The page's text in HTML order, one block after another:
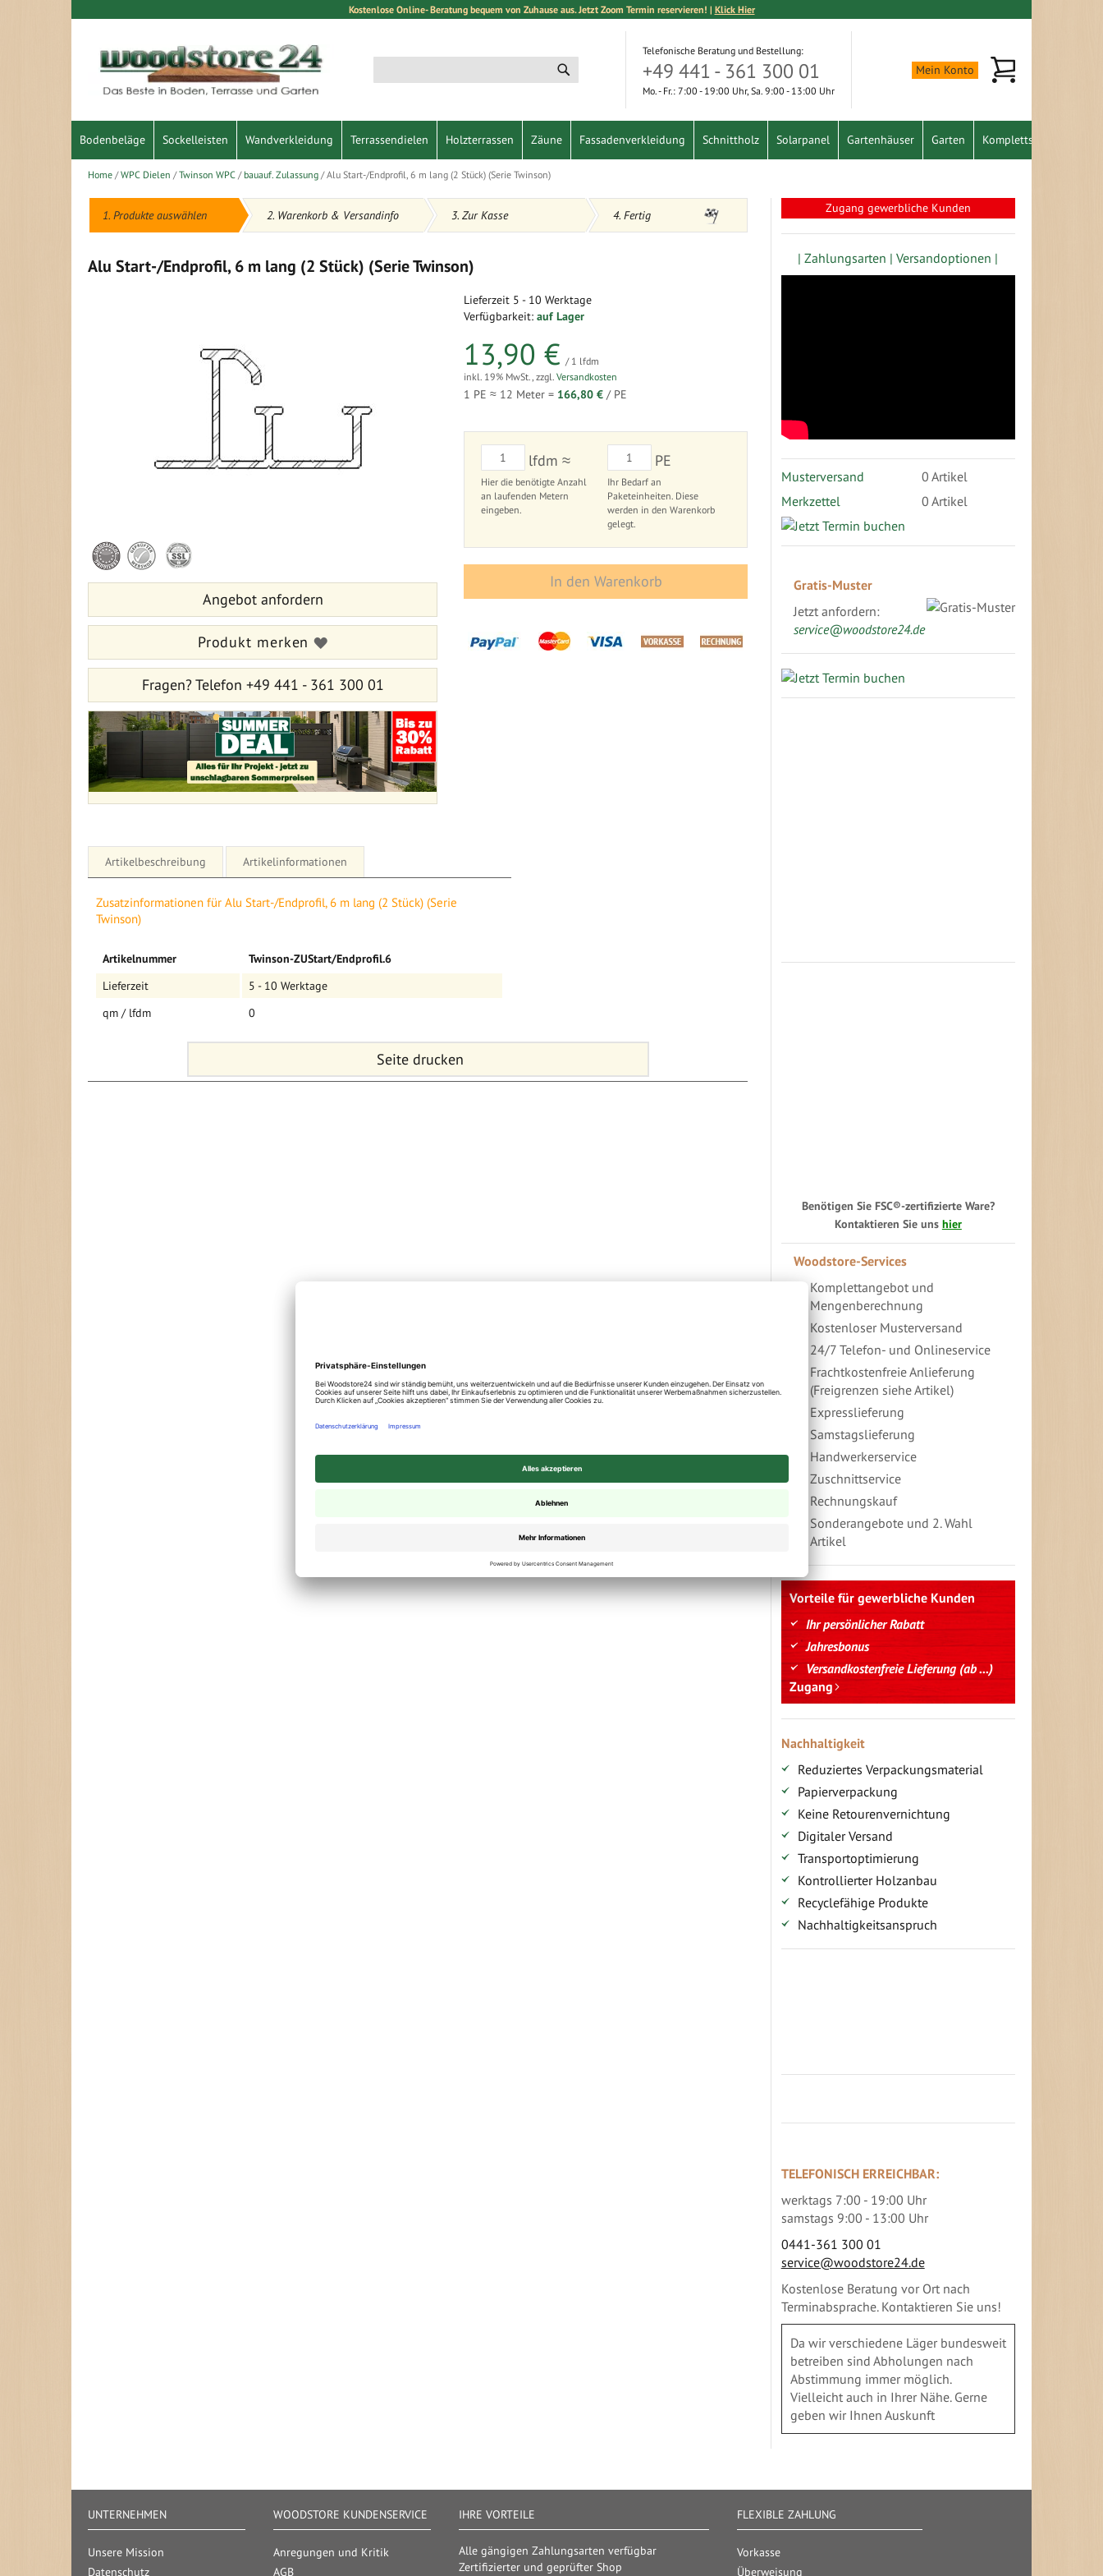
Kostenlose Online- Beratung bequem von Zuhause aus. Jetzt Zoom Termin reservieren! | Klick Hier
Inhalt
Suche
Telefonische Beratung und Bestellung:
+49 441 - 361 300 01
Mo. - Fr.: 7:00 - 19:00 Uhr, Sa. 9:00 - 13:00 Uhr
Mein Konto Mein Warenkorb
Bodenbeläge Sockelleisten Wandverkleidung Terrassendielen Holzterrassen Zäune Fassadenverkleidung Schnittholz Solarpanel Gartenhäuser Garten Komplettset
Home WPC Dielen Twinson WPC bauauf. Zulassung Alu Start-/Endprofil, 6 m lang (2 Stück) (Serie Twinson)
1. Produkte auswählen 2. Warenkorb & Versandinfo 3. Zur Kasse 4. Fertig
Alu Start-/Endprofil, 6 m lang (2 Stück) (Serie Twinson)
Lieferzeit 5 - 10 Werktage
Verfügbarkeit: auf Lager
13,90 € / 1 lfdm
inkl. 19% MwSt.,zzgl.Versandkosten
1 PE ≈ 12 Meter = 166,80 € / PE
lfdm ≈
Hier die benötigte Anzahl
an laufenden Metern
eingeben.
PE
Ihr Bedarf an
Paketeinheiten. Diese
werden in den Warenkorb
gelegt.
In den Warenkorb
Anfang
der
Bildergalerie
Angebot anfordern
Produkt merken
Fragen?Telefon +49 441 - 361 300 01
Artikelbeschreibung
Details für Alu Start-/Endprofil, 6 m lang (2 Stück) (Serie Twinson)
Länge: 6 m
Artikelinformationen
Zusatzinformationen für Alu Start-/Endprofil, 6 m lang (2 Stück) (Serie
Twinson)
Mehr
Informationen
Artikelnummer
Twinson-ZUStart/Endprofil.6
Lieferzeit
5 - 10 Werktage
qm / lfdm
0
Seite drucken
Zugang gewerbliche Kunden
| Zahlungsarten | Versandoptionen |
Musterversand 0 Artikel
Merkzettel
0 Artikel
Gratis-Muster
Jetzt anfordern:
service@woodstore24.de
Benötigen Sie FSC®-zertifizierte Ware?
Kontaktieren Sie uns hier
Woodstore-Services
Komplettangebot und
Mengenberechnung
Kostenloser Musterversand
24/7 Telefon- und Onlineservice
Frachtkostenfreie Anlieferung
(Freigrenzen siehe Artikel)
Expresslieferung
Samstagslieferung
Handwerkerservice
Zuschnittservice
Rechnungskauf
Sonderangebote und 2. Wahl
Artikel
Vorteile für gewerbliche Kunden
Ihr persönlicher Rabatt
Jahresbonus
Versandkostenfreie Lieferung (ab ...)
Zugang
Nachhaltigkeit
Reduziertes Verpackungsmaterial
Papierverpackung
Keine Retourenvernichtung
Digitaler Versand
Transportoptimierung
Kontrollierter Holzanbau
Recyclefähige Produkte
Nachhaltigkeitsanspruch
TELEFONISCH ERREICHBAR:
werktags 7:00 - 19:00 Uhr
samstags 9:00 - 13:00 Uhr
0441-361 300 01
service@woodstore24.de
Kostenlose Beratung vor Ort nach
Terminabsprache. Kontaktieren Sie uns!
Da wir verschiedene Läger bundesweit
betreiben sind Abholungen nach
Abstimmung immer möglich.
Vielleicht auch in Ihrer Nähe. Gerne
geben wir Ihnen Auskunft
UNTERNEHMEN
Unsere Mission
Datenschutz
WOODSTORE KUNDENSERVICE
Anregungen und Kritik
AGB
IHRE VORTEILE
Alle gängigen Zahlungsarten verfügbar
Zertifizierter und geprüfter Shop
FLEXIBLE ZAHLUNG
Vorkasse
Überweisung